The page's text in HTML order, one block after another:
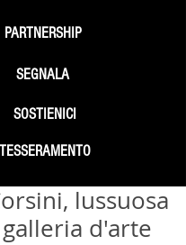
SEGNALA
SOSTIENICI
PARTNERSHIP
TESSERAMENTO
lussuosa
d'arte